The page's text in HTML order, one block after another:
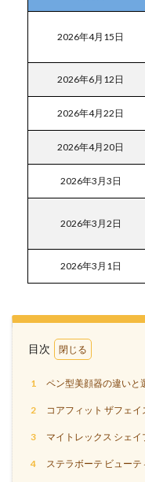
2026年4月15日
2026年6月12日
2026年4月22日
2026年4月20日
2026年3月3日
2026年3月2日
2026年3月1日
目次
1 ペン型美顔器の違いと
2 コアフィット ザフェイ
3 マイトレックス シェイ
4 ステラボーテ ビュー